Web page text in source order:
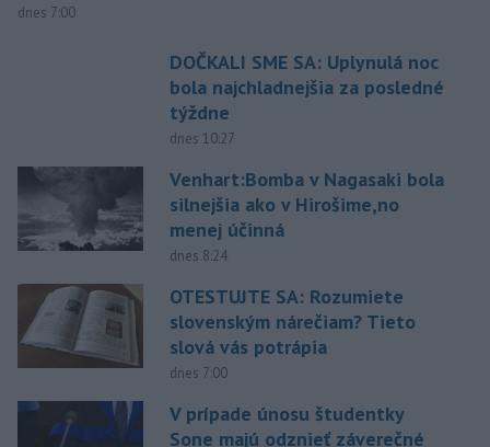
dnes 7:00
DOČKALI SME SA: Uplynulá noc
bola najchladnejšia za posledné
týždne
dnes 10:27
Venhart:Bomba v Nagasaki bola
silnejšia ako v Hirošime,no
menej účinná
dnes 8:24
OTESTUJTE SA: Rozumiete
slovenským nárečiam? Tieto
slová vás potrápia
dnes 7:00
V prípade únosu študentky
Sone majú odznieť záverečné